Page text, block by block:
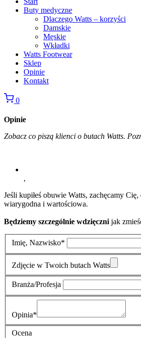
Buty medyczne
Dlaczego Watts – korzyści
Damskie
Męskie
Wkładki
Watts Footwear
Sklep
Opinie
Kontakt
0
Opinie
Zobacz co piszą klienci o butach Watts.
,
Jeśli kupiłeś obuwie Watts, zachęcamy
wiarygodna i wartościowa.
Będziemy szczególnie wdzięczni jak
Imię, Nazwisko*
Zdjęcie w Twoich butach Watts
Branża/Profesja
Opinia*
Ocena